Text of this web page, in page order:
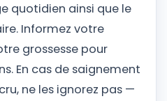
quotidien ainsi que le
Informez votre
grossesse pour
En cas de saignement
ne les ignorez pas —